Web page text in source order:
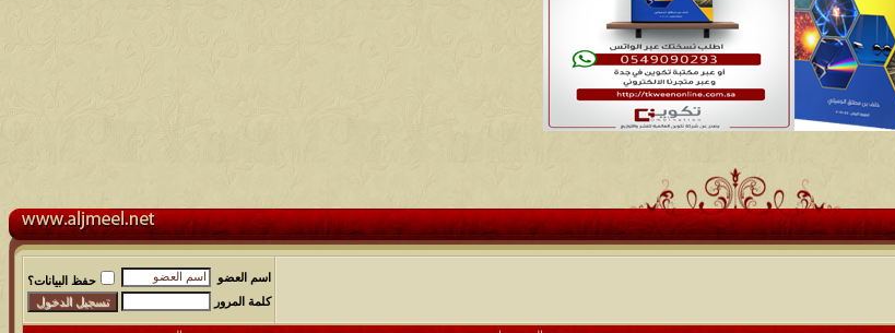
اسم العضو
حفظ البيانات؟
كلمة المرور